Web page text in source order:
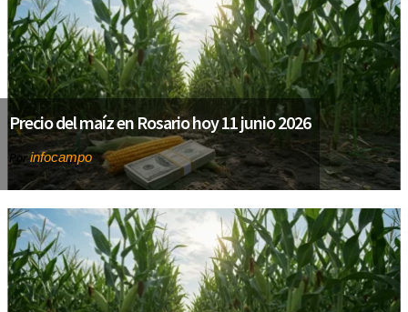
Precio del maíz en Rosario hoy 11 junio 2026
Porinfocampo